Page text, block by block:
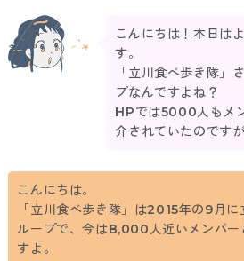
こんにちは！本日は
す。
「立川食べ歩き隊」
プなんですよね？
HPでは5000人もメ
介されていたのです
こんにちは。
「立川食べ歩き隊」は2015年の9月
ループで、今は8,000人近いメンバー
すよ。